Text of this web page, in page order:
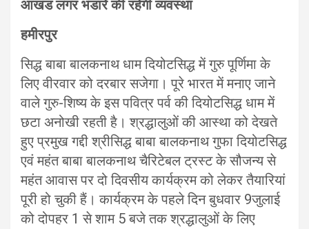
आखंड लंगर भंडारे की रहेगी व्यवस्था
हमीरपुर
सिद्ध बाबा बालकनाथ धाम दियोटसिद्ध में गुरु पूर्णिमा के
लिए वीरवार को दरबार सजेगा। पूरे भारत में मनाए जाने
वाले गुरु-शिष्य के इस पवित्र पर्व की दियोटसिद्ध धाम में
छटा अनोखी रहती है। श्रद्धालुओं की आस्था को देखते
हुए प्रमुख गद्दी श्रीसिद्ध बाबा बालकनाथ गुफा दियोटसिद्ध
एवं महंत बाबा बालकनाथ चैरिटेबल ट्रस्ट के सौजन्य से
महंत आवास पर दो दिवसीय कार्यक्रम को लेकर तैयारियां
पूरी हो चुकी हैं। कार्यक्रम के पहले दिन बुधवार 9जुलाई
को दोपहर 1 से शाम 5 बजे तक श्रद्धालुओं के लिए